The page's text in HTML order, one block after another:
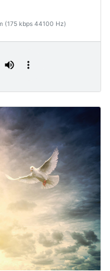
(175 kbps 44100 Hz)